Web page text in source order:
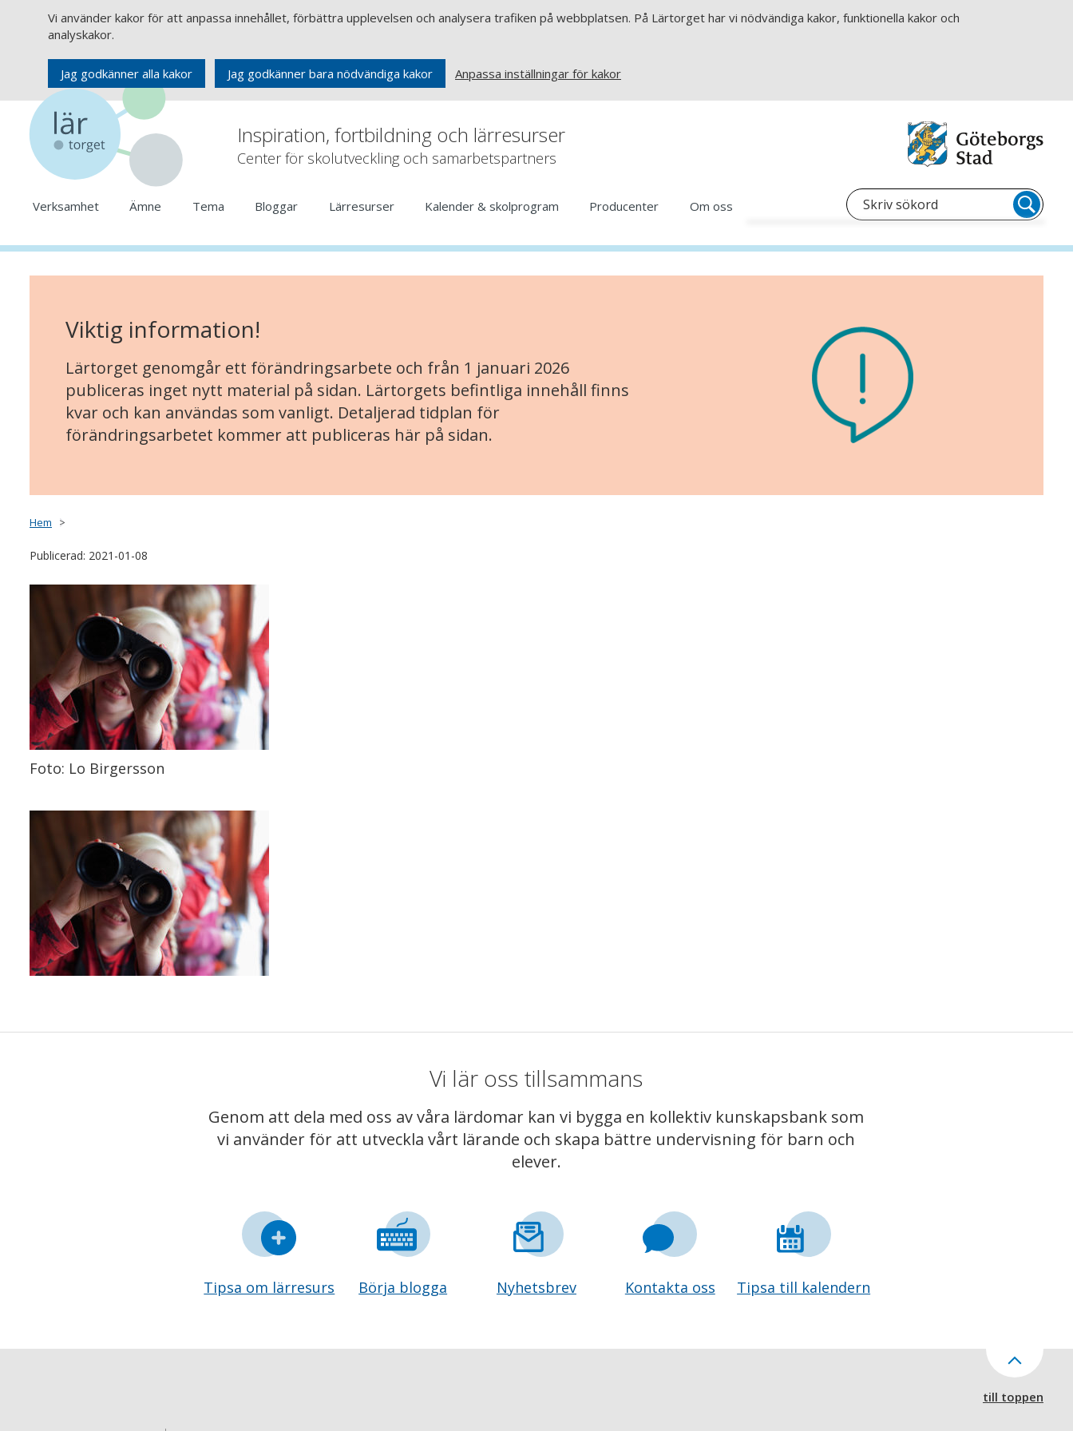
Vi använder kakor för att anpassa innehållet, förbättra upplevelsen och analysera trafiken på webbplatsen. På Lärtorget har vi nödvändiga kakor, funktionella kakor och
analyskakor.
Jag godkänner alla kakor Jag godkänner bara nödvändiga kakor Anpassa inställningar för kakor
Inspiration, fortbildning och lärresurser
Center för skolutveckling och samarbetspartners
Verksamhet Ämne Tema Bloggar Lärresurser Kalender & skolprogram Producenter Om oss
Viktig information!
Lärtorget genomgår ett förändringsarbete och från 1 januari 2026
publiceras inget nytt material på sidan. Lärtorgets befintliga innehåll finns
kvar och kan användas som vanligt. Detaljerad tidplan för
förändringsarbetet kommer att publiceras här på sidan.
Hem
Publicerad: 2021-01-08
Foto: Lo Birgersson
Vi lär oss tillsammans
Genom att dela med oss av våra lärdomar kan vi bygga en kollektiv kunskapsbank som
vi använder för att utveckla vårt lärande och skapa bättre undervisning för barn och
elever.
Tipsa om lärresurs Börja blogga Nyhetsbrev Kontakta oss Tipsa till kalendern
till toppen